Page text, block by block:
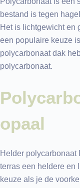
bestand is tegen
Het is lichtgewicht en
een populaire keuze
polycarbonaat dak
polycarbonaat.
opaal
Helder polycarbonaat
terras een heldere en
keuze als je de